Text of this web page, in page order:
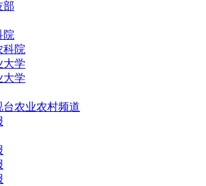
部
院
科院
大学
大学
台农业农村频道